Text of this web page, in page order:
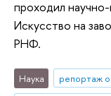
проходил
Искусство на
РНФ.
Наука
репортаж